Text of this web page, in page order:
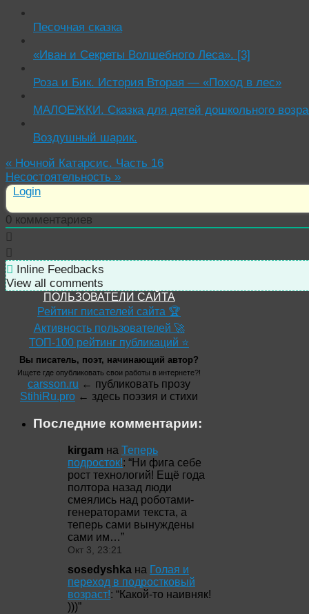
Песочная сказка
«Иван и Секреты Волшебного Леса». [3]
Роза и Бик. История Вторая — «Поход в лес»
МАЛОЕЖКИ. Сказка для детей дошкольного
Воздушный шарик.
« Ночной Катарсис. Часть 16
Несостоятельность »
Login
0 комментариев
Inline Feedbacks
View all comments
ПОЛЬЗОВАТЕЛИ САЙТА
Рейтинг писателей сайта 🏆
Активность пользователей 🚀
ТОП-100 рейтинг публикаций ⭐
Вы писатель, поэт, начинающий автор?
Ищете где опубликовать свои работы в интернете?!
carsson.ru ← публиковать прозу
StihiRu.pro ← здесь поэзия и стихи
Последние комментарии:
kirgam на Теперь
подросток!: “Ни фига себе
рост технологий! Ещё года
полтора назад люди
смеялись над роботами-
генераторами текста, а
теперь сами вынуждены
сами им…”
Окт 3, 23:21
sosedyshka на Голая и
переход в подростковый
возраст!: “Какой-то наивняк!
)))”